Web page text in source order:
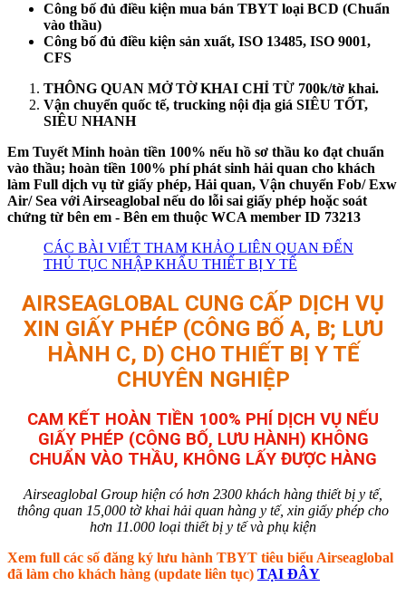
Công bố đủ điều kiện mua bán TBYT loại BCD (Chuẩn
vào thầu)
Công bố đủ điều kiện sản xuất, ISO 13485, ISO 9001,
CFS
THÔNG QUAN MỞ TỜ KHAI CHỈ TỪ 700k/tờ khai.
Vận chuyển quốc tế, trucking nội địa giá SIÊU TỐT,
SIÊU NHANH
Em Tuyết Minh hoàn tiền 100% nếu hồ sơ thầu ko đạt chuẩn
vào thầu; hoàn tiền 100% phí phát sinh hải quan cho khách
làm Full dịch vụ từ giấy phép, Hải quan, Vận chuyển Fob/ Exw
Air/ Sea với Airseaglobal nếu do lỗi sai giấy phép hoặc soát
chứng từ bên em - Bên em thuộc WCA member ID 73213
CÁC BÀI VIẾT THAM KHẢO LIÊN QUAN ĐẾN
THỦ TỤC NHẬP KHẨU THIẾT BỊ Y TẾ
AIRSEAGLOBAL CUNG CẤP DỊCH VỤ
XIN GIẤY PHÉP (CÔNG BỐ A, B; LƯU
HÀNH C, D) CHO THIẾT BỊ Y TẾ
CHUYÊN NGHIỆP
CAM KẾT HOÀN TIỀN 100% PHÍ DỊCH VỤ NẾU
GIẤY PHÉP (CÔNG BỐ, LƯU HÀNH) KHÔNG
CHUẨN VÀO THẦU, KHÔNG LẤY ĐƯỢC HÀNG
Airseaglobal Group hiện có hơn 2300 khách hàng thiết bị y tế,
thông quan 15,000 tờ khai hải quan hàng y tế, xin giấy phép cho
hơn 11.000 loại thiết bị y tế và phụ kiện
Xem full các số đăng ký lưu hành TBYT tiêu biểu Airseaglobal
đã làm cho khách hàng (update liên tục) TẠI ĐÂY